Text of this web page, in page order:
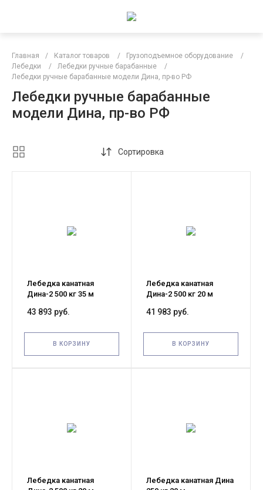
Главная / Каталог товаров / Грузоподъемное оборудование
/
Лебедки
/ Лебедки ручные барабанные
/
Лебедки ручные барабанные модели Дина, пр-во РФ
Лебедки ручные барабанные
модели Дина, пр-во РФ
Сортировка
Лебедка канатная
Дина-2 500 кг 35 м
43 893 руб.
В КОРЗИНУ
Лебедка канатная
Дина-2 500 кг 20 м
41 983 руб.
В КОРЗИНУ
Лебедка канатная
Лебедка канатная Дина